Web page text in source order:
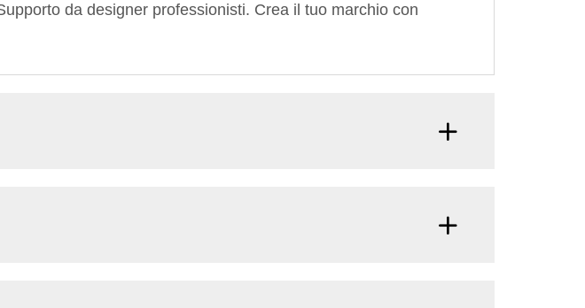
da designer professionisti. Crea il tuo marchio con